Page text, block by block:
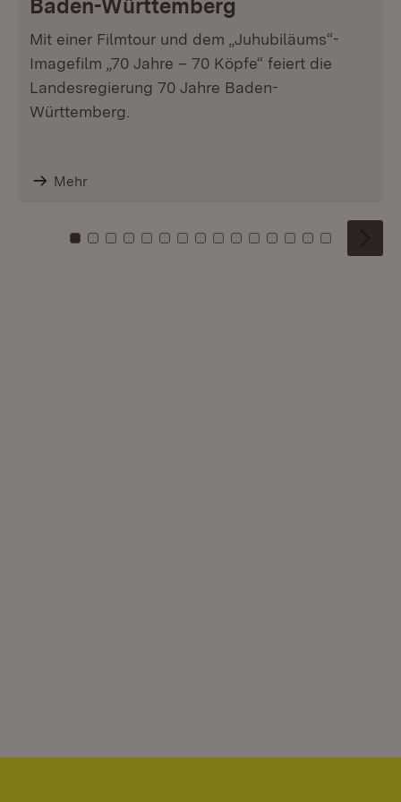
Baden-Württemberg
Mit einer Filmtour und dem „Juhubiläums“-
Imagefilm „70 Jahre – 70 Köpfe“ feiert die
Landesregierung 70 Jahre Baden-
Württemberg.
Mehr
Zu Kachel: 0
Zu Kachel: 1
Zu Kachel: 2
Zu Kachel: 3
Zu Kachel: 4
Zu Kachel: 5
Zu Kachel: 6
Zu Kachel: 7
Zu Kachel: 8
Zu Kachel: 9
Zu Kachel: 10
Zu Kachel: 11
Zu Kachel: 12
Zu Kachel:
Zu